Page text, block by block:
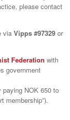
please contact
viaVipps #97329 or
Federation with
government
paying NOK 650 to
membership”).